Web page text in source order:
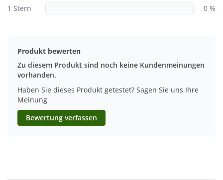
1 Stern 0 %
Produkt bewerten
Zu diesem Produkt sind noch keine Kundenmeinungen
vorhanden.
Haben Sie dieses Produkt getestet? Sagen Sie uns Ihre
Meinung
Bewertung verfassen